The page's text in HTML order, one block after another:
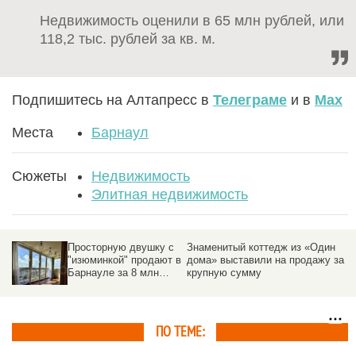
Недвижимость оценили в 65 млн рублей, или
118,2 тыс. рублей за кв. м.
Подпишитесь на Алтапресс в Телеграме и в Max
Места Барнаул
Сюжеты
Недвижимость
Элитная недвижимость
Просторную двушку с
"изюминкой" продают в
Барнауле за 8 млн
рублей
Знаменитый коттедж из «Один
дома» выставили на продажу за
крупную сумму
ПО ТЕМЕ: